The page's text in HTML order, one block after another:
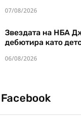
07/08/2026
Звездата на НБА
дебютира като
06/08/2026